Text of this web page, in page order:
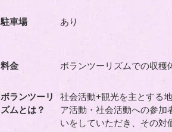
駐車場 あり
料金 ボランツーリズムでの収穫
ボランツーリ
ズムとは？
社会活動+観光を主とする
ア活動・社会活動への参加
いをしていただき、その対